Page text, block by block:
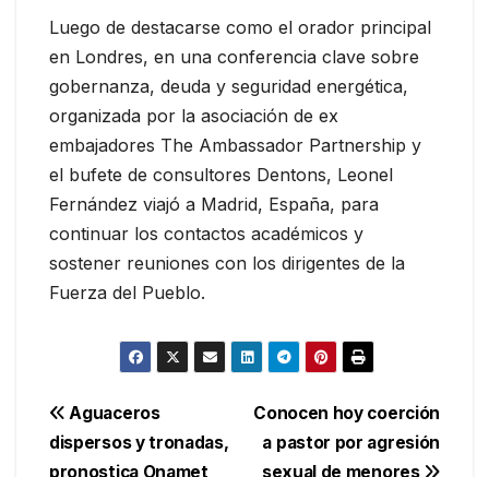
Luego de destacarse como el orador principal
en Londres, en una conferencia clave sobre
gobernanza, deuda y seguridad energética,
organizada por la asociación de ex
embajadores The Ambassador Partnership y
el bufete de consultores Dentons, Leonel
Fernández viajó a Madrid, España, para
continuar los contactos académicos y
sostener reuniones con los dirigentes de la
Fuerza del Pueblo.
Navegación
de
Conocen hoy coerción
a pastor por agresión
sexual de menores
Aguaceros
dispersos y tronadas,
pronostica Onamet